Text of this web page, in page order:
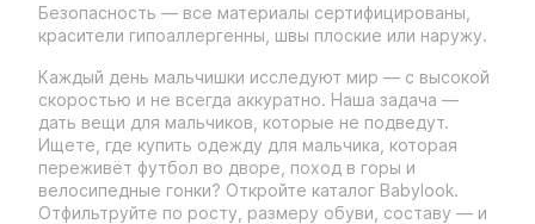
Безопасность — все материалы сертифицированы,
красители гипоаллергенны, швы плоские или наружу.
Каждый день мальчишки исследуют мир — с высокой
скоростью и не всегда аккуратно. Наша задача —
дать вещи для мальчиков, которые не подведут.
Ищете, где купить одежду для мальчика, которая
переживёт футбол во дворе, поход в горы и
велосипедные гонки? Откройте каталог Babylook.
Отфильтруйте по росту, размеру обуви, составу — и